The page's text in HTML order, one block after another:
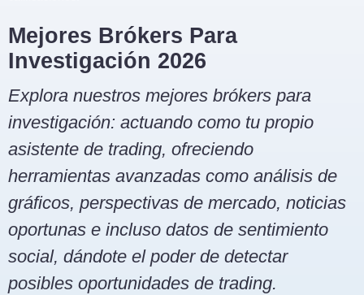
Mejores Brókers Para
Investigación 2026
Explora nuestros mejores brókers para
investigación: actuando como tu propio
asistente de trading, ofreciendo
herramientas avanzadas como análisis de
gráficos, perspectivas de mercado, noticias
oportunas e incluso datos de sentimiento
social, dándote el poder de detectar
posibles oportunidades de trading.